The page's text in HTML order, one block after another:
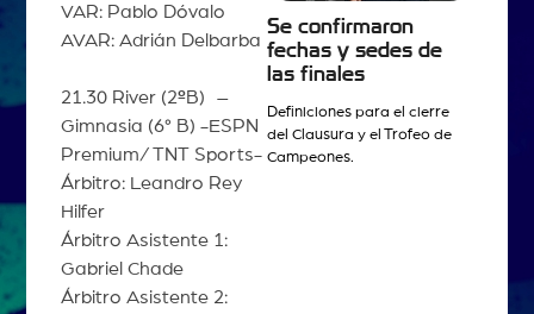
VAR: Pablo Dóvalo
AVAR: Adrián Delbarba
21.30 River (2ºB) –
Gimnasia (6° B) -ESPN
Premium/ TNT Sports-
Árbitro: Leandro Rey
Hilfer
Árbitro Asistente 1:
Gabriel Chade
Árbitro Asistente 2:
Se confirmaron
fechas y sedes de
las finales
Definiciones para el cierre
del Clausura y el Trofeo de
Campeones.